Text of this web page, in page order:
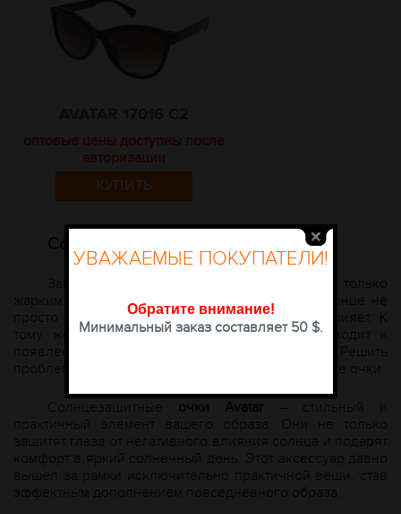
оптовые цены доступны после
авторизации
КУПИТЬ
Солнцезащитные очки
Защита глаз от ультрафиолета актуальна не только
жарким летом, но и в зимнее время. Яркое солнце не
просто слепит глаза, но и негативно на них влияет. К
тому же, если постоянно щуриться, это приводит к
появлению ранних мимических морщин. Решить
проблему помогут качественные солнцезащитные очки.
Солнцезащитные очки Avatar – стильный и
практичный элемент вашего образа. Они не только
защитят глаза от негативного влияния солнца и подарят
комфорт в яркий солнечный день. Этот аксессуар давно
вышел за рамки исключительно практичной вещи, став
эффектным дополнением повседневного образа.
УВАЖАЕМЫЕ ПОКУПАТЕЛИ!
Обратите внимание!
Минимальный заказ составляет 50 $.